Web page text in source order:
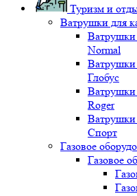
Туризм и
Ватрушки для
Ватрушки
Normal
Ватрушки
Глобус
Ватрушки
Roger
Ватрушки
Спорт
Газовое
Газовое